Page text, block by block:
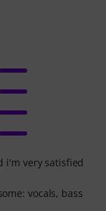
i'm very satisfied
vocals, bass